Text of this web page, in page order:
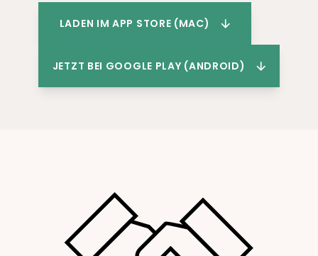
LADEN IM APP STORE (MAC)
JETZT BEI GOOGLE PLAY (ANDROID)